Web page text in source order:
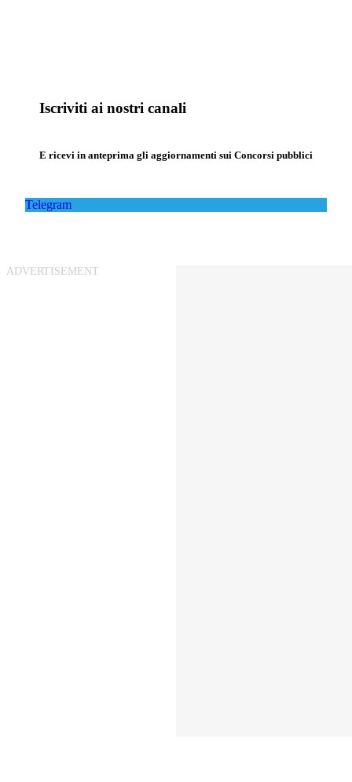
Iscriviti ai nostri canali
E ricevi in anteprima gli aggiornamenti sui Concorsi pubblici
Telegram